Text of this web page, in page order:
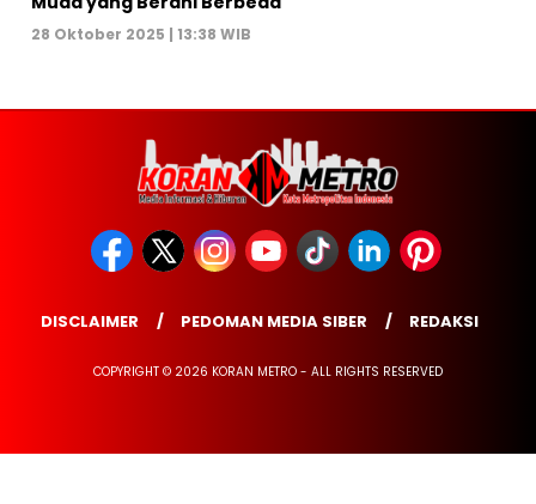
28 Oktober 2025 | 13:38 WIB
DISCLAIMER PEDOMAN MEDIA SIBER REDAKSI
COPYRIGHT © 2026 KORAN METRO - ALL RIGHTS RESERVED